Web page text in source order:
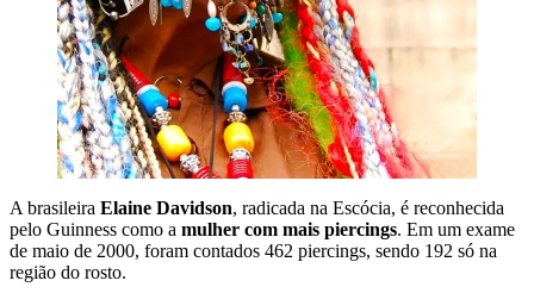
A brasileira Elaine Davidson, radicada na Escócia, é reconhecida
pelo Guinness como a mulher com mais piercings. Em um exame
de maio de 2000, foram contados 462 piercings, sendo 192 só na
região do rosto.